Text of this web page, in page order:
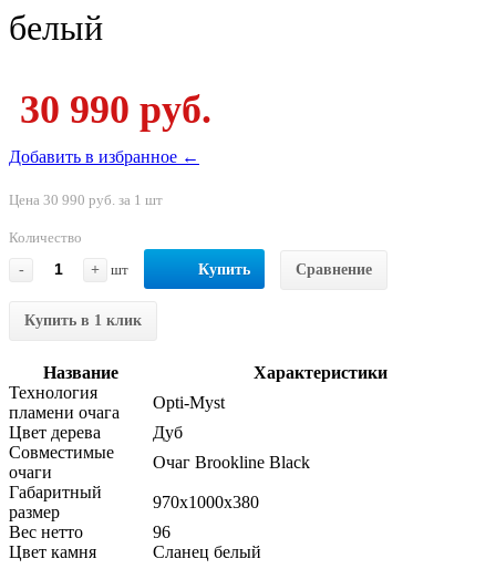
белый
30 990 руб.
Добавить в избранное ←
Цена 30 990 руб. за 1 шт
Количество
-
+ шт Купить Сравнение
Купить в 1 клик
Название
Характеристики
Технология
пламени очага
Opti-Myst
Цвет дерева
Дуб
Совместимые
очаги
Очаг Brookline Black
Габаритный
размер
970x1000x380
Вес нетто
96
Цвет камня
Сланец белый